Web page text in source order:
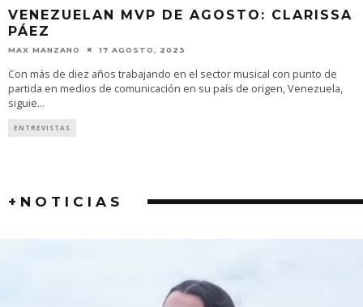
VENEZUELAN MVP DE AGOSTO: CLARISSA
PÁEZ
MAX MANZANO 17 AGOSTO, 2023
Con más de diez años trabajando en el sector musical con punto de
partida en medios de comunicación en su país de origen, Venezuela,
siguie...
ENTREVISTAS
+NOTICIAS